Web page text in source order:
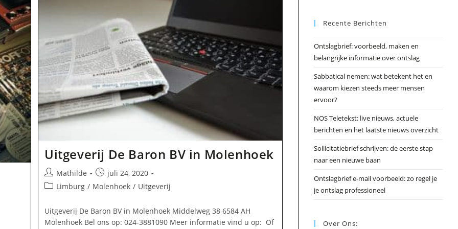
Uitgeverij De Baron BV in Molenhoek
Bericht
auteur:
Mathilde
Bericht
gepubliceerd
juli 24, 2020
Berichtcategorie:
Limburg / Molenhoek / Uitgeverij
Uitgeverij De Baron BV in Molenhoek Middelweg 38 6584 AH
Molenhoek Bel ons op: 024-3881090 Meer informatie vind u op: Of
Recente Berichten
Ontslagbrief: voorbeeld, maken en
belangrijke informatie over ontslag
Sabbatical nemen: wat betekent het en
waarom kiezen steeds meer mensen
ervoor?
NOS Teletekst: live nieuws, actuele
berichten en het laatste nieuws overzicht
Sollicitatiebrief schrijven: de eerste stap
naar een nieuwe baan
Ontslagbrief e-mail voorbeeld: zo regel je
je ontslag professioneel
Over Ons: